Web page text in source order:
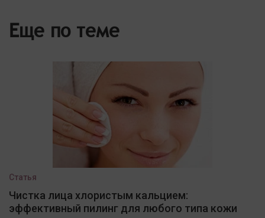
Еще по теме
Статья
Чистка лица хлористым кальцием:
эффективный пилинг для любого типа кожи